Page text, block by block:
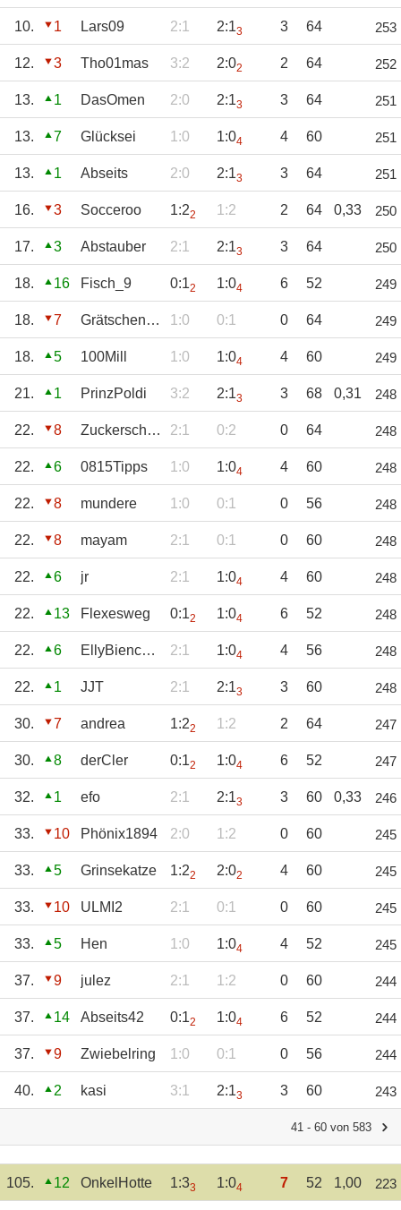
10. 1 Lars09 2:1 2:13 3 64 253
12. 3 Tho01mas 3:2 2:02 2 64 252
13. 1 DasOmen 2:0 2:13 3 64 251
13. 7 Glücksei 1:0 1:04 4 60 251
13. 1 Abseits 2:0 2:13 3 64 251
16. 3 Socceroo 1:22 1:2 2 64 0,33 250
17. 3 Abstauber 2:1 2:13 3 64 250
18. 16 Fisch_9 0:12 1:04 6 52 249
18. 7 GrätschendeGnu 1:0 0:1 0 64 249
18. 5 100Mill 1:0 1:04 4 60 249
21. 1 PrinzPoldi 3:2 2:13 3 68 0,31 248
22. 8 Zuckerschnute 2:1 0:2 0 64 248
22. 6 0815Tipps 1:0 1:04 4 60 248
22. 8 mundere 1:0 0:1 0 56 248
22. 8 mayam 2:1 0:1 0 60 248
22. 6 jr 2:1 1:04 4 60 248
22. 13 Flexesweg 0:12 1:04 6 52 248
22. 6 EllyBienchen 2:1 1:04 4 56 248
22. 1 JJT 2:1 2:13 3 60 248
30. 7 andrea 1:22 1:2 2 64 247
30. 8 derCler 0:12 1:04 6 52 247
32. 1 efo 2:1 2:13 3 60 0,33 246
33. 10 Phönix1894 2:0 1:2 0 60 245
33. 5 Grinsekatze 1:22 2:02 4 60 245
33. 10 ULMI2 2:1 0:1 0 60 245
33. 5 Hen 1:0 1:04 4 52 245
37. 9 julez 2:1 1:2 0 60 244
37. 14 Abseits42 0:12 1:04 6 52 244
37. 9 Zwiebelring 1:0 0:1 0 56 244
40. 2 kasi 3:1 2:13 3 60 243
41 - 60 von 583
105. 12 OnkelHotte 1:33 1:04 7 52 1,00 223